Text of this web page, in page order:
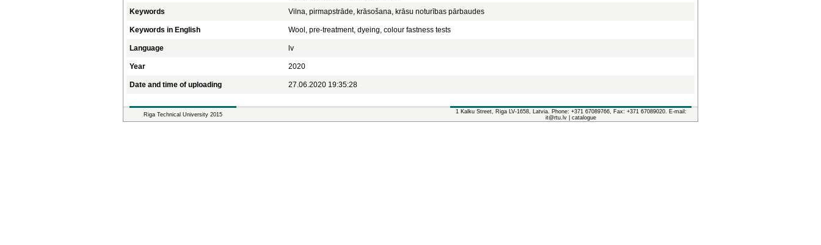
Keywords
Vilna, pirmapstrāde, krāsošana, krāsu noturības pārbaudes
Keywords in English Wool, pre-treatment, dyeing, colour fastness tests
Language lv
Year 2020
Date and time of uploading 27.06.2020 19:35:28
Riga Technical University 2015
1 Kalku Street, Riga LV-1658, Latvia. Phone: +371 67089766, Fax: +371 67089020. E-mail:
it@rtu.lv | catalogue